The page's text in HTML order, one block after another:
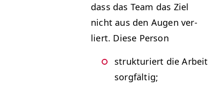
dass das Team das Ziel
nicht aus den Augen ver­
liert. Diese Person
struk­turi­ert die Arbeit
sorgfältig;